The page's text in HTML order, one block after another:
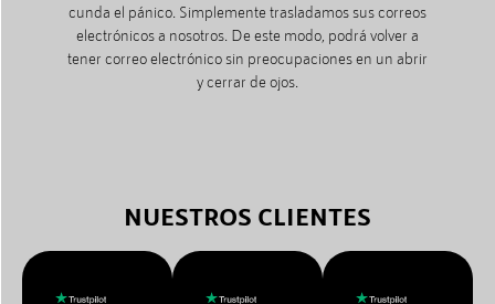
cunda el pánico. Simplemente trasladamos sus correos
electrónicos a nosotros. De este modo, podrá volver a
tener correo electrónico sin preocupaciones en un abrir
y cerrar de ojos.
NUESTROS CLIENTES